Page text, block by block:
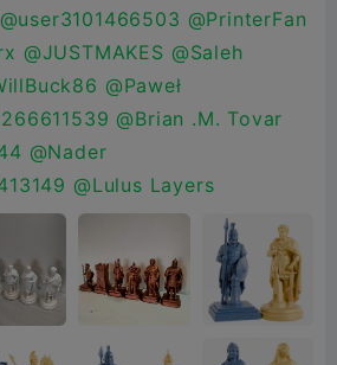
@user3101466503 @PrinterFan
@JUSTMAKES @Saleh
@Paweł
@Brian .M. Tovar
@Nader
@Lulus Layers